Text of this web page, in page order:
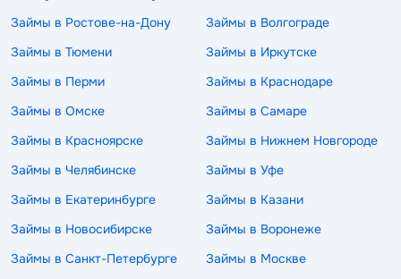
Займы в Ростове-на-Дону
Займы в Волгограде
Займы в Тюмени
Займы в Иркутске
Займы в Перми
Займы в Краснодаре
Займы в Омске
Займы в Самаре
Займы в Красноярске
Займы в Нижнем Новгороде
Займы в Челябинске
Займы в Уфе
Займы в Екатеринбурге
Займы в Казани
Займы в Новосибирске
Займы в Воронеже
Займы в Санкт-Петербурге
Займы в Москве